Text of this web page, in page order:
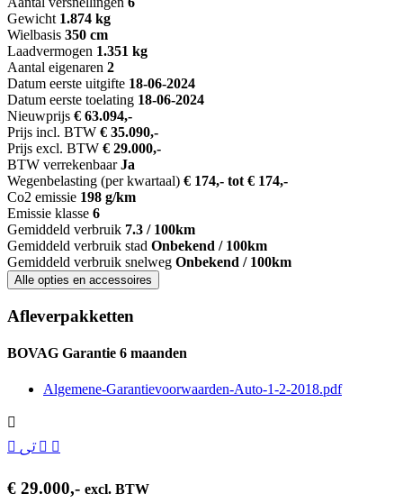
Gewicht 1.874 kg
Wielbasis 350 cm
Laadvermogen 1.351 kg
Aantal eigenaren 2
Datum eerste uitgifte 18-06-2024
Datum eerste toelating 18-06-2024
Nieuwprijs € 63.094,-
Prijs incl. BTW € 35.090,-
Prijs excl. BTW € 29.000,-
BTW verrekenbaar Ja
Wegenbelasting (per kwartaal) € 174,- tot € 174,-
Co2 emissie 198 g/km
Emissie klasse 6
Gemiddeld verbruik 7.3 / 100km
Gemiddeld verbruik stad Onbekend / 100km
Gemiddeld verbruik snelweg Onbekend / 100km
Alle opties en accessoires
Afleverpakketten
BOVAG Garantie 6 maanden
Algemene-Garantievoorwaarden-Auto-1-2-2018.pdf
€ 29.000,- excl. BTW